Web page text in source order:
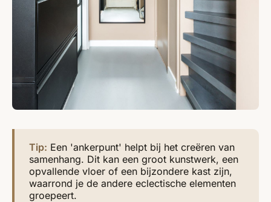
Tip: Een 'ankerpunt' helpt bij het creëren van
samenhang. Dit kan een groot kunstwerk, een
opvallende vloer of een bijzondere kast zijn,
waarrond je de andere eclectische elementen
groepeert.